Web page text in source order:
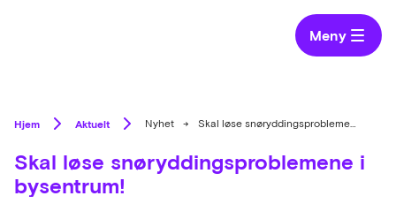
Meny
Hjem Aktuelt Nyhet → Skal løse snøryddingsproblemene i bysentrum!
Skal løse snøryddingsproblemene i
bysentrum!